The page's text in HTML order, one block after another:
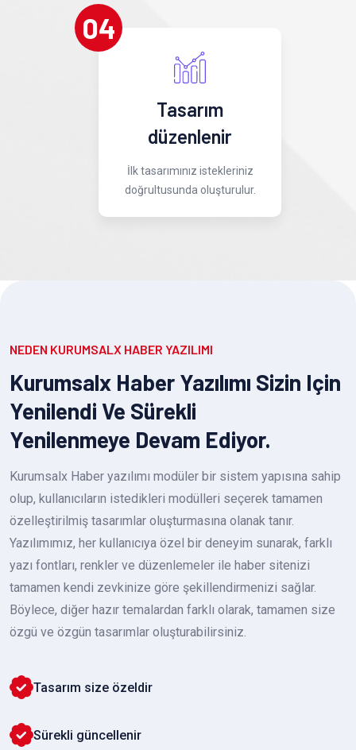
04
Tasarım
düzenlenir
İlk tasarımınız istekleriniz
doğrultusunda oluşturulur.
NEDEN KURUMSALX HABER YAZILIMI
Kurumsalx Haber Yazılımı Sizin Için
Yenilendi Ve Sürekli
Yenilenmeye Devam Ediyor.
Kurumsalx Haber yazılımı modüler bir sistem yapısına sahip
olup, kullanıcıların istedikleri modülleri seçerek tamamen
özelleştirilmiş tasarımlar oluşturmasına olanak tanır.
Yazılımımız, her kullanıcıya özel bir deneyim sunarak, farklı
yazı fontları, renkler ve düzenlemeler ile haber sitenizi
tamamen kendi zevkinize göre şekillendirmenizi sağlar.
Böylece, diğer hazır temalardan farklı olarak, tamamen size
özgü ve özgün tasarımlar oluşturabilirsiniz.
Tasarım size özeldir
Sürekli güncellenir